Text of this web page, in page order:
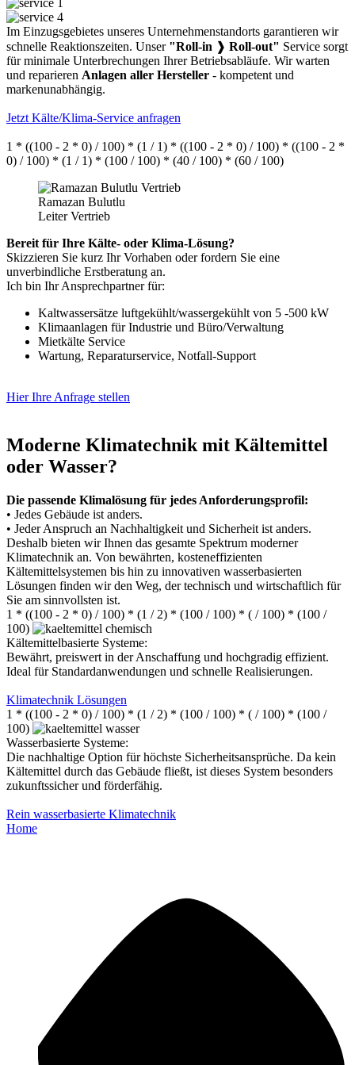
Im Einzugsgebietes unseres Unternehmenstandorts garantieren wir
schnelle Reaktionszeiten. Unser "Roll-in ❱ Roll-out" Service sorgt
für minimale Unterbrechungen Ihrer Betriebsabläufe. Wir warten
und reparieren Anlagen aller Hersteller - kompetent und
markenunabhängig.
Jetzt Kälte/Klima-Service anfragen
1 * ((100 - 2 * 0) / 100) * (1 / 1) * ((100 - 2 * 0) / 100) * ((100 - 2 *
0) / 100) * (1 / 1) * (100 / 100) * (40 / 100) * (60 / 100)
Ramazan Bulutlu
Leiter Vertrieb
Bereit für Ihre Kälte- oder Klima-Lösung?
Skizzieren Sie kurz Ihr Vorhaben oder fordern Sie eine
unverbindliche Erstberatung an.
Ich bin Ihr Ansprechpartner für:
Kaltwassersätze luftgekühlt/wassergekühlt von 5 -500 kW
Klimaanlagen für Industrie und Büro/Verwaltung
Mietkälte Service
Wartung, Reparaturservice, Notfall-Support
Hier Ihre Anfrage stellen
Moderne Klimatechnik mit Kältemittel
oder Wasser?
Die passende Klimalösung für jedes Anforderungsprofil:
• Jedes Gebäude ist anders.
• Jeder Anspruch an Nachhaltigkeit und Sicherheit ist anders.
Deshalb bieten wir Ihnen das gesamte Spektrum moderner
Klimatechnik an. Von bewährten, kosteneffizienten
Kältemittelsystemen bis hin zu innovativen wasserbasierten
Lösungen finden wir den Weg, der technisch und wirtschaftlich für
Sie am sinnvollsten ist.
1 * ((100 - 2 * 0) / 100) * (1 / 2) * (100 / 100) * ( / 100) * (100 /
100)
Kältemittelbasierte Systeme:
Bewährt, preiswert in der Anschaffung und hochgradig effizient.
Ideal für Standardanwendungen und schnelle Realisierungen.
Klimatechnik Lösungen
1 * ((100 - 2 * 0) / 100) * (1 / 2) * (100 / 100) * ( / 100) * (100 /
100)
Wasserbasierte Systeme:
Die nachhaltige Option für höchste Sicherheitsansprüche. Da kein
Kältemittel durch das Gebäude fließt, ist dieses System besonders
zukunftssicher und förderfähig.
Rein wasserbasierte Klimatechnik
Home